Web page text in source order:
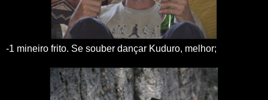
-1 mineiro frito. Se souber dançar Kuduro, melhor;